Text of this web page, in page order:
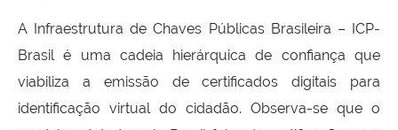
A Infraestrutura de Chaves Públicas Brasileira – ICP-
Brasil é uma cadeia hierárquica de confiança que
viabiliza a emissão de certificados digitais para
identificação virtual do cidadão. Observa-se que o